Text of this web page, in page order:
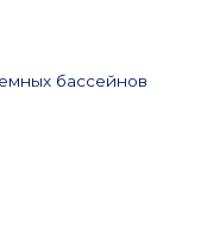
бассейнов